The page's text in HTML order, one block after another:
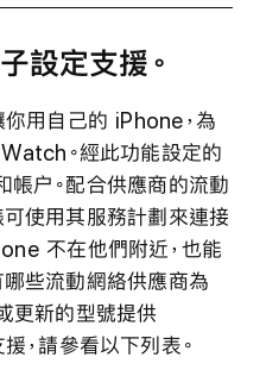
設定支援。
用自己的 iPhone，為
。經此功能設定的
户。配合供應商的流動
使用其服務計劃來連接
不在他們附近，也能
些流動網絡供應商為
新的型號提供
，請參看以下列表。